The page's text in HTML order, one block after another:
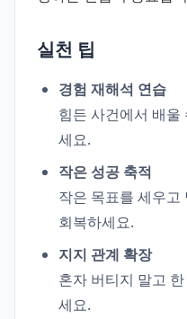
실천 팁
경험 재해석 연습
힘든 사건에서 배울
세요.
작은 성공 축적
작은 목표를 세우고
회복하세요.
지지 관계 확장
혼자 버티지 말고
세요.